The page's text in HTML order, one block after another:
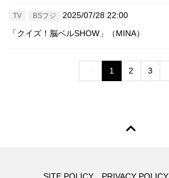
TV BSフジ
2025/07/28 22:00
「クイズ！脳ベルSHOW」（MINA）
1 2 3